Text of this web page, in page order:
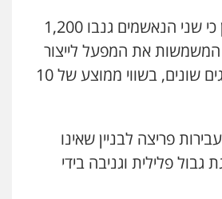
באישום אחר נטען כי שני הנאשמים גנבו 1,200
המשמשות את המפעל לייצור
חלקי מטוסים מסוגים שונים, בשווי ממוצע של 10
פריצה לבניין שאינו
גבול פלילית וגניבה בידי
כהן
פשיעה חמורה קטינים אלימות
עבירות מין
שמואל – משרד עו"ד
משפט פלילי